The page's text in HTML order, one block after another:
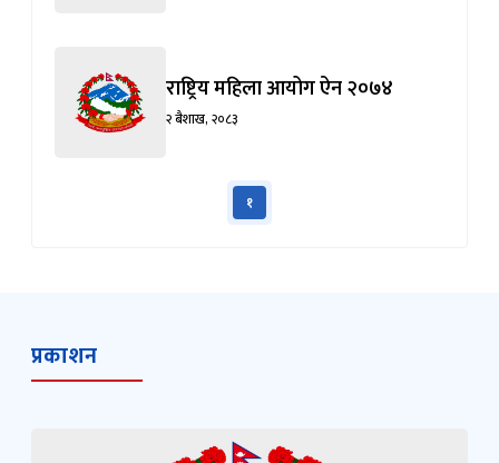
राष्ट्रिय महिला आयोग ऐन २०७४
२ बैशाख, २०८३
१
प्रकाशन